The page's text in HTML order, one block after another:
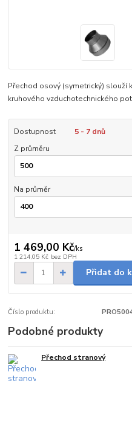
Přechod osový (symetrický) slouží
kruhového vzduchotechnického
Dostupnost
5 - 7 dnů
Z průměru
Na průměr
1 469,00 Kč/ks
1 214,05 Kč bez DPH
Přidat do
Číslo produktu:
Podobné produkty
Přechod stranový